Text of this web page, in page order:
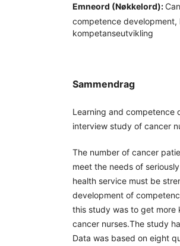
Emneord (Nøkkelord):
competence development,
kompetanseutvikling
Sammendrag
Learning and competence
interview study of cancer
The number of cancer
meet the needs of
health service must be
development of
this study was to get
cancer nurses.The study
Data was based on eight